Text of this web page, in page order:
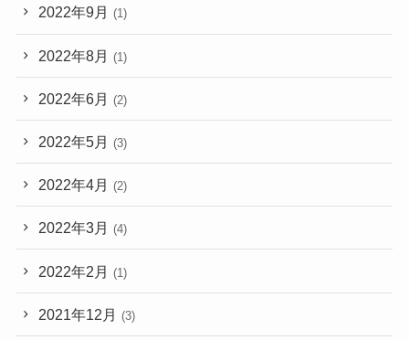
2022年9月 (1)
2022年8月 (1)
2022年6月 (2)
2022年5月 (3)
2022年4月 (2)
2022年3月 (4)
2022年2月 (1)
2021年12月 (3)